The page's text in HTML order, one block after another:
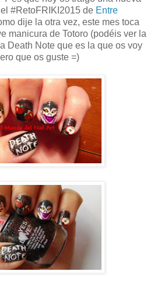
#RetoFRIKI2015 de Entre
dije la otra vez, este mes toca
manicura de Totoro (podéis ver la
Death Note que es la que os voy
que os guste =)